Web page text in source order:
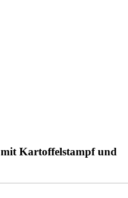
mit Kartoffelstampf und